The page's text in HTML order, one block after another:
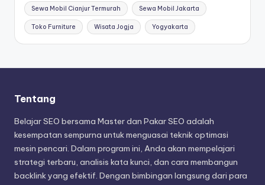
Sewa Mobil Cianjur Termurah Sewa Mobil Jakarta
Toko Furniture Wisata Jogja Yogyakarta
Tentang
Belajar SEO bersama Master dan Pakar SEO adalah
kesempatan sempurna untuk menguasai teknik optimasi
mesin pencari. Dalam program ini, Anda akan mempelajari
strategi terbaru, analisis kata kunci, dan cara membangun
backlink yang efektif. Dengan bimbingan langsung dari para